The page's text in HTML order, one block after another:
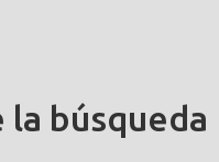
búsqueda